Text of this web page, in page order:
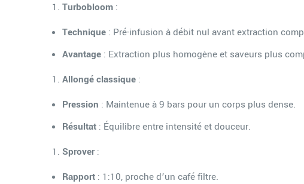
Turbobloom :
Technique : Pré-infusion à débit nul avant extraction
Avantage : Extraction plus homogène et saveurs plus
Allongé classique :
Pression : Maintenue à 9 bars pour un corps plus dense.
Résultat : Équilibre entre intensité et douceur.
Sprover:
Rapport : 1:10, proche d’un café filtre.